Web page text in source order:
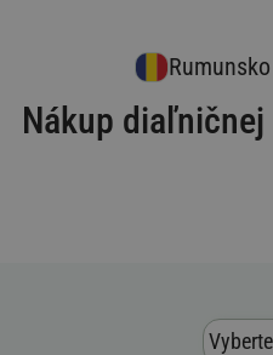
Rumunsko
Nákup diaľničnej